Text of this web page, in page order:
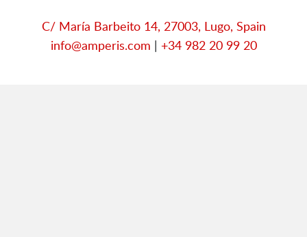
C/ María Barbeito 14, 27003, Lugo, Spain
info@amperis.com | +34 982 20 99 20